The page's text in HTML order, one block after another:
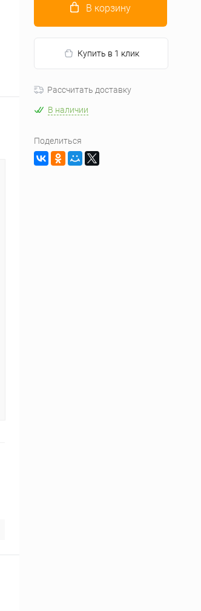
В корзину
Купить в 1 клик
Рассчитать доставку
В наличии
Поделиться